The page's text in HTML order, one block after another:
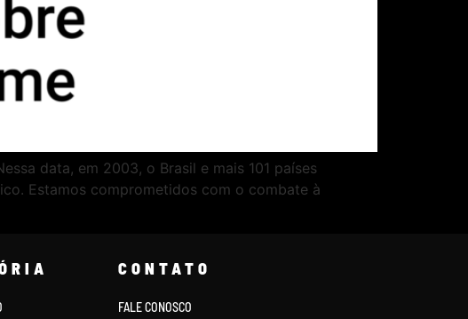
data, em 2003, o Brasil e mais 101 países
Estamos comprometidos com o combate à
CONTATO
FALE CONOSCO